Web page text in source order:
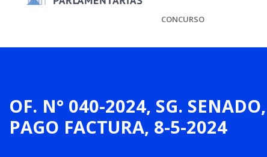
CONCURSO
OF. N° 040-2024, SG.
PAGO FACTURA, 8-5-2024